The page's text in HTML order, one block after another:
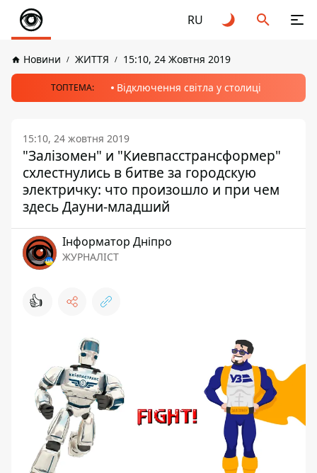
RU
Новини ЖИТТЯ 15:10, 24 Жовтня 2019
ТОПТЕМА: Відключення світла у столиці
15:10, 24 жовтня 2019
"Залізомен" и "Киевпасстрансформер"
схлестнулись в битве за городскую
электричку: что произошло и при чем
здесь Дауни-младший
Інформатор Дніпро
ЖУРНАЛІСТ
👍